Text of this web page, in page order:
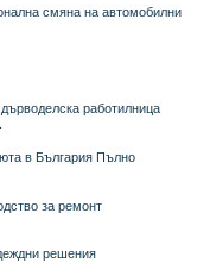
смяна на автомобилни
работилница
в България Пълно
за ремонт
решения